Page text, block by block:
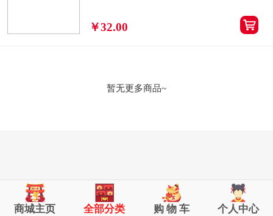
￥32.00
暂无更多商品~
商城主页 全部分类 购 物 车 个人中心